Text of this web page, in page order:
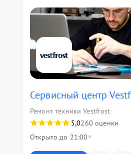
Сервисный центр
Ремонт техники Vestfrost
5,0260 оценки
Открыто до 21:00